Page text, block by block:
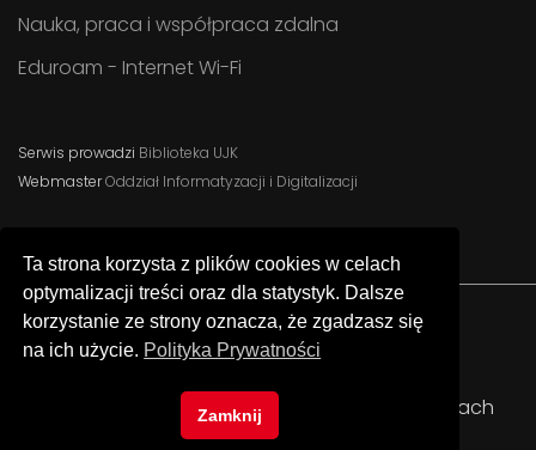
Nauka, praca i współpraca zdalna
Eduroam - Internet Wi-Fi
Serwis prowadzi Biblioteka UJK
WebmasterOddział Informatyzacji i Digitalizacji
Facebook
Instagram
YouTube
© Uniwersytet Jana Kochanowskiego w Kielcach
Biblioteka Uniwersytecka
Ta strona korzysta z plików cookies w celach
optymalizacji treści oraz dla statystyk. Dalsze
korzystanie ze strony oznacza, że zgadzasz się
na ich użycie. Polityka Prywatności
Zamknij